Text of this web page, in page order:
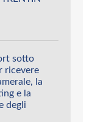
sotto
ricevere
la
e la
degli